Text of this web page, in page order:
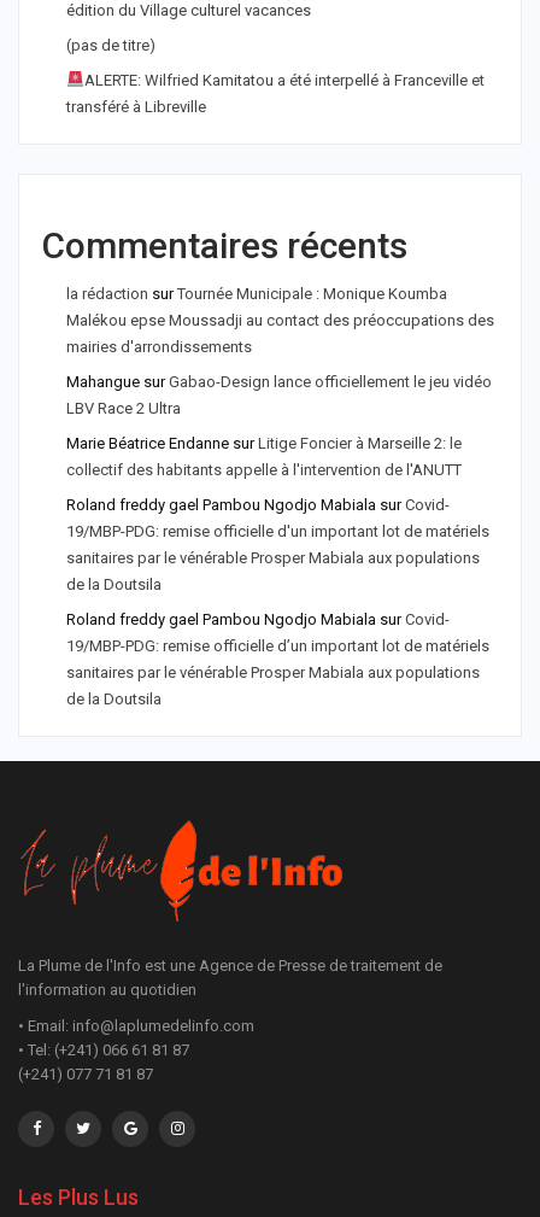
édition du Village culturel vacances
(pas de titre)
ALERTE: Wilfried Kamitatou a été interpellé à Franceville et
transféré à Libreville
Commentaires récents
la rédaction surTournée Municipale : Monique Koumba
Malékou epse Moussadji au contact des préoccupations des
mairies d'arrondissements
Mahangue surGabao-Design lance officiellement le jeu vidéo
LBV Race 2 Ultra
Marie Béatrice Endanne surLitige Foncier à Marseille 2: le
collectif des habitants appelle à l'intervention de l'ANUTT
Roland freddy gael Pambou Ngodjo Mabiala surCovid-
19/MBP-PDG: remise officielle d'un important lot de matériels
sanitaires par le vénérable Prosper Mabiala aux populations
de la Doutsila
Roland freddy gael Pambou Ngodjo Mabiala surCovid-
19/MBP-PDG: remise officielle d’un important lot de matériels
sanitaires par le vénérable Prosper Mabiala aux populations
de la Doutsila
La Plume de l'Info est une Agence de Presse de traitement de
l'information au quotidien
• Email: info@laplumedelinfo.com
• Tel: (+241) 066 61 81 87
(+241) 077 71 81 87
Les Plus Lus